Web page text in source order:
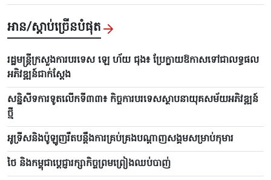
អាន/ស្តាប់ច្រើនបំផុត
រដ្ឋមន្ត្រីក្រសួងការបរទេស ឡេ ហ័យ ជុង៖ ប្រែក្លាយឱកាសទៅជាលទ្ធផល
អភិវឌ្ឍន៍ជាក់ស្តែង
សន្និសីទការទូតលើកទី៣៣៖ កិច្ចការបរទេសស្ថាបនាយុគសម័យអភិវឌ្ឍន៍
ថ្មី
អូទ្រីសនិងប៉ូឡូញរឹតបន្តឹងការគ្រប់គ្រងបណ្តាញសង្គមសម្រាប់កុមារ
ថៃ និងកម្ពុជាប្តេជ្ញារក្សាកិច្ចព្រមព្រៀងឈប់បាញ់